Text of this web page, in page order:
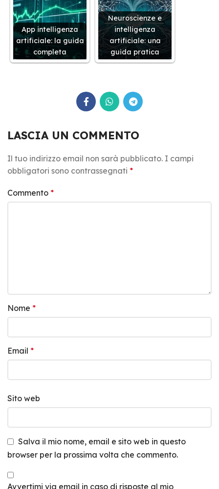
App intelligenza
artificiale: la guida
completa
Neuroscienze e
intelligenza
artificiale: una
guida pratica
LASCIA UN COMMENTO
Il tuo indirizzo email non sarà pubblicato. I campi
obbligatori sono contrassegnati *
Commento *
Nome *
Email *
Sito web
Salva il mio nome, email e sito web in questo
browser per la prossima volta che commento.
Avvertimi via email in caso di risposte al mio